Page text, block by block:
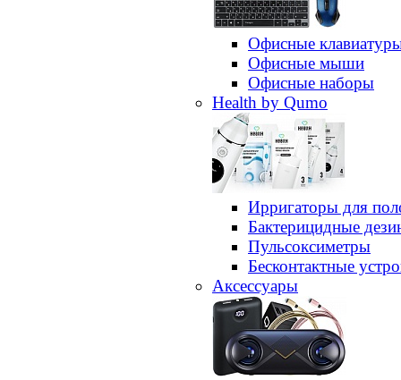
Офисные
Офисные мыши
Офисные наборы
Health by Qumo
Ирригаторы для
Бактерицидные
Пульсоксиметры
Бесконтактные
Аксессуары